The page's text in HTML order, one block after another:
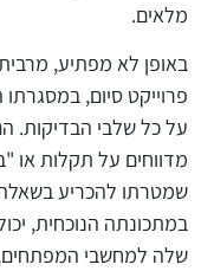
מלאים.
באופן לא מפתיע,
פרוייקט סיום,
על כל שלבי הבדיקות.
מדווחים על תקלות או
שמטרתו להכריע
במתכונתה הנוכחית,
שלה למחשבי המפתחים,